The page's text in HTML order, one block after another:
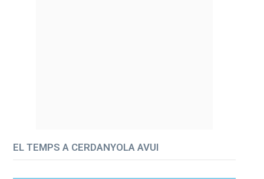
EL TEMPS A CERDANYOLA AVUI